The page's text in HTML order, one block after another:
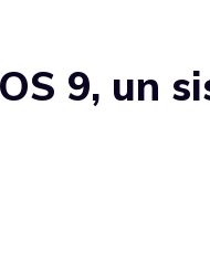
9, un